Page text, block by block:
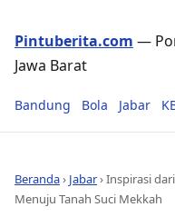
Pintuberita.com —
Jawa Barat
Bandung Bola Jabar
Beranda› Jabar›Inspirasi
Menuju Tanah Suci Mekkah